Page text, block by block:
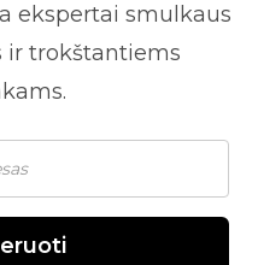
ekspertai smulkaus
ir trokštantiems